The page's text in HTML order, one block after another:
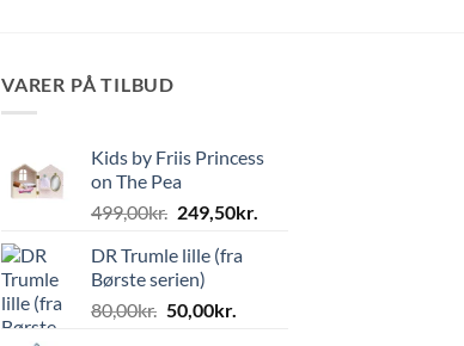
VARER PÅ TILBUD
Kids by Friis Princess
on The Pea
499,00kr. Den
pris
var:
499,00kr..
249,50kr.
DR Trumle lille (fra
Børste serien)
80,00kr. Den
50,00kr.